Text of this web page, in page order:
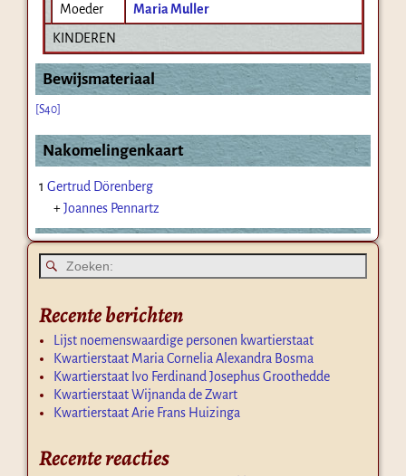
Moeder
Maria Muller
KINDEREN
Bewijsmateriaal
[S40]
Nakomelingenkaart
1 Gertrud Dörenberg
+Joannes Pennartz
Recente berichten
Lijst noemenswaardige personen kwartierstaat
Kwartierstaat Maria Cornelia Alexandra Bosma
Kwartierstaat Ivo Ferdinand Josephus Groothedde
Kwartierstaat Wijnanda de Zwart
Kwartierstaat Arie Frans Huizinga
Recente reacties